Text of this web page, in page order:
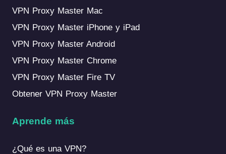
VPN Proxy Master Mac
VPN Proxy Master iPhone y iPad
VPN Proxy Master Android
VPN Proxy Master Chrome
VPN Proxy Master Fire TV
Obtener VPN Proxy Master
Aprende más
¿Qué es una VPN?